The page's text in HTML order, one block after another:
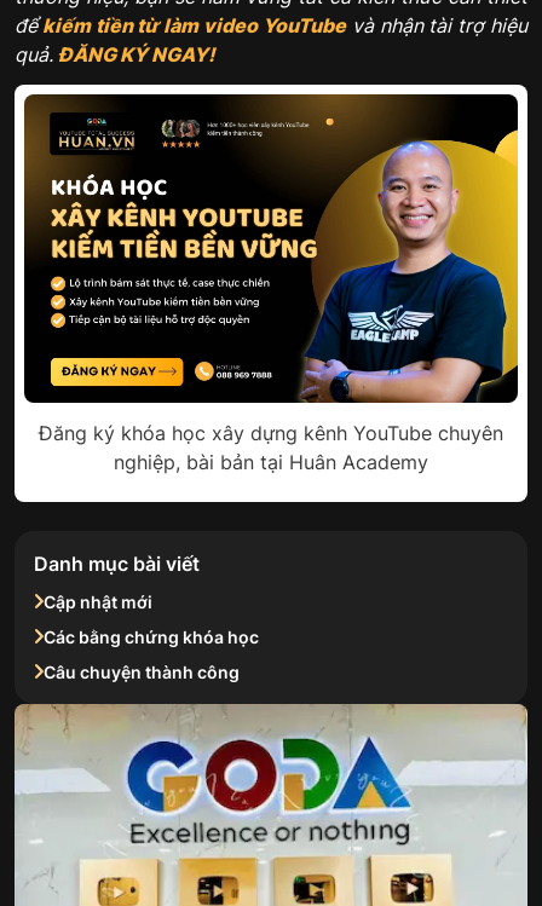
đểkiếm tiền từ làm video YouTubevà nhận tài trợ hiệu
quả. ĐĂNG KÝ NGAY!
Đăng ký khóa học xây dựng kênh YouTube chuyên
nghiệp, bài bản tại Huân Academy
Danh mục bài viết
Cập nhật mới
Các bằng chứng khóa học
Câu chuyện thành công